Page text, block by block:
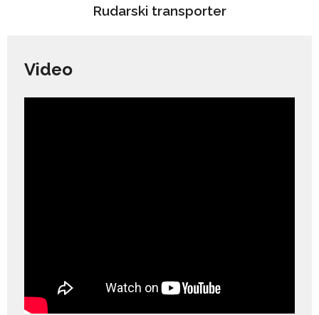
Rudarski transporter
Video